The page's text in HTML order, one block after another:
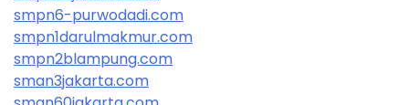
smpn6-purwodadi.com
smpn1darulmakmur.com
smpn2blampung.com
sman3jakarta.com